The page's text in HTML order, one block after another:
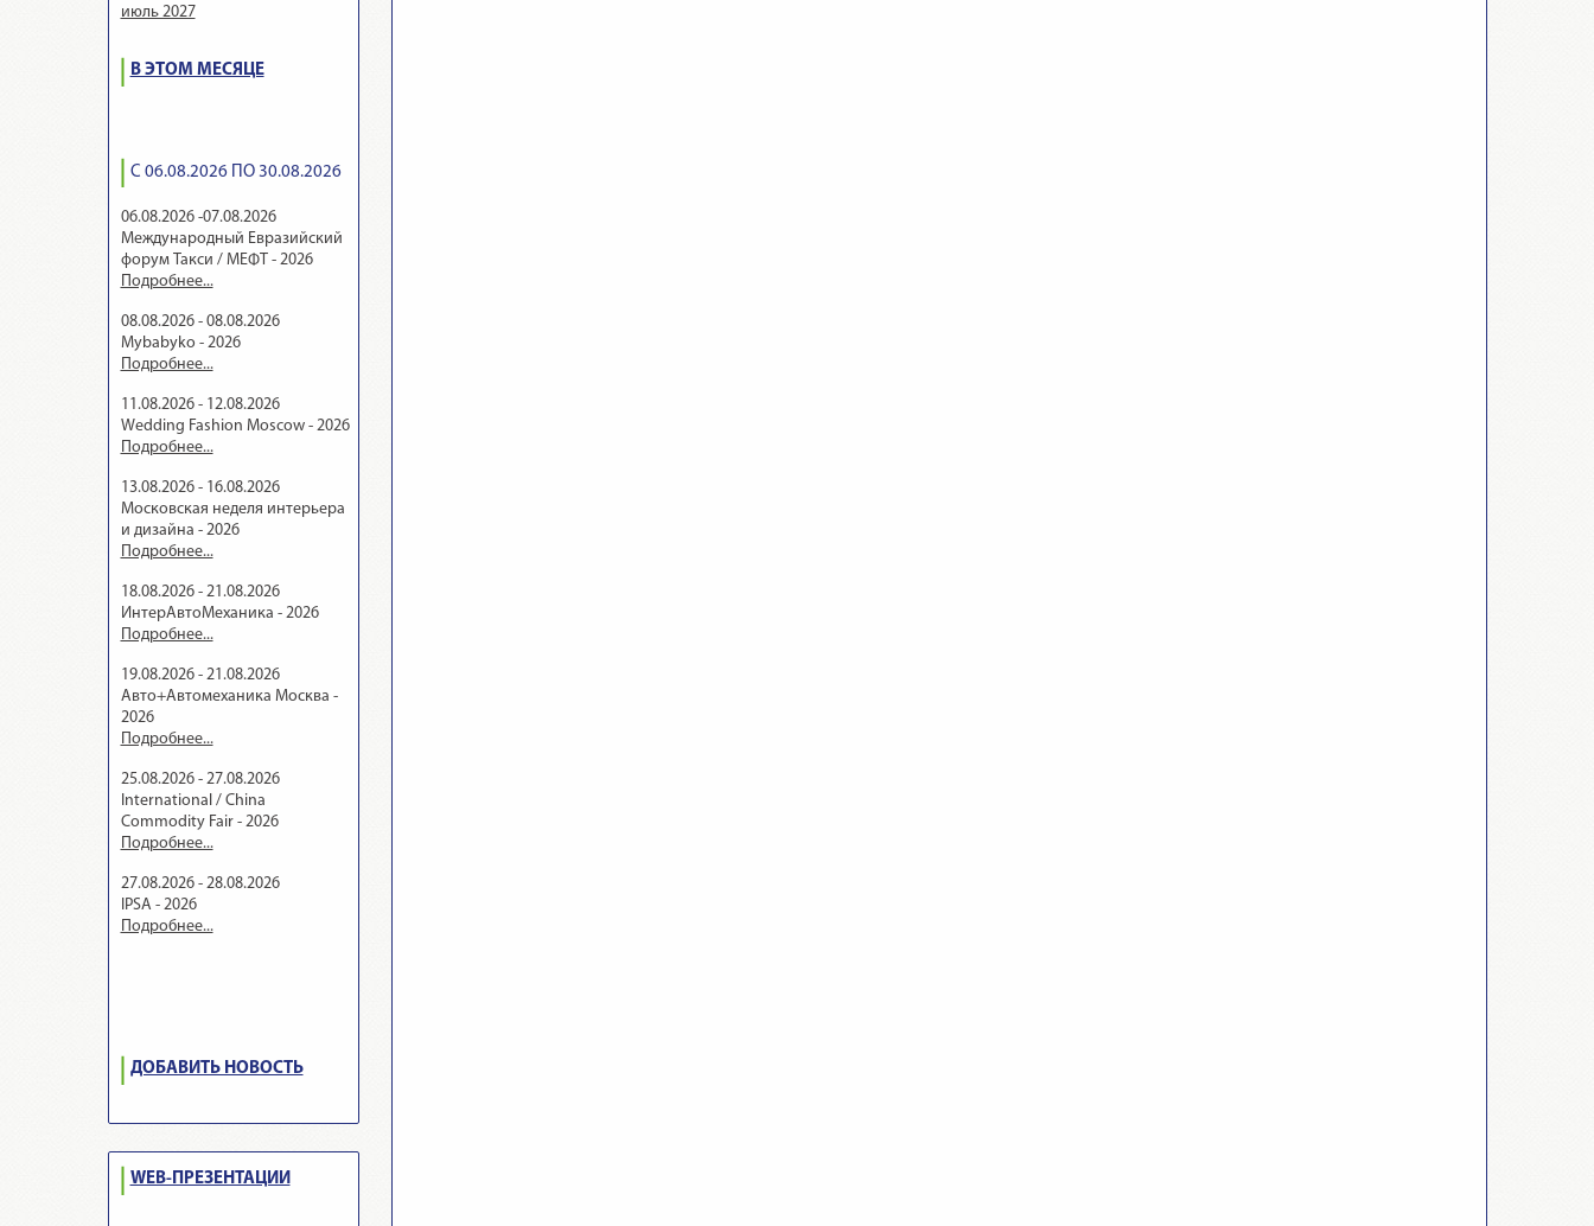
июль 2027
В ЭТОМ МЕСЯЦЕ
С 06.08.2026 ПО 30.08.2026
06.08.2026 -07.08.2026
Международный Евразийский
форум Такси / МЕФТ - 2026
Подробнее...
08.08.2026 - 08.08.2026
Mybabyko - 2026
Подробнее...
11.08.2026 - 12.08.2026
Wedding Fashion Moscow - 2026
Подробнее...
13.08.2026 - 16.08.2026
Московская неделя интерьера
и дизайна - 2026
Подробнее...
18.08.2026 - 21.08.2026
ИнтерАвтоМеханика - 2026
Подробнее...
19.08.2026 - 21.08.2026
Авто+Автомеханика Москва -
2026
Подробнее...
25.08.2026 - 27.08.2026
International / China
Commodity Fair - 2026
Подробнее...
27.08.2026 - 28.08.2026
IPSA - 2026
Подробнее...
ДОБАВИТЬ НОВОСТЬ
WEB-ПРЕЗЕНТАЦИИ